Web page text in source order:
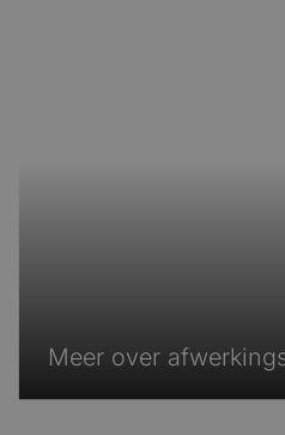
Meer over